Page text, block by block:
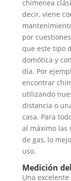
chimenea
decir, viene
por
que este tipo
domótica y
día. Por
encontrar
utilizando
distancia o
casa. Para
al máximo las
de gas, lo
uso.
Medición
Una